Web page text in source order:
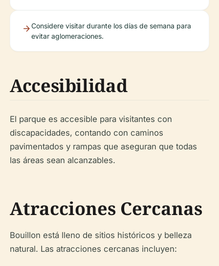
Considere visitar durante los días de semana para
evitar aglomeraciones.
Accesibilidad
El parque es accesible para visitantes con
discapacidades, contando con caminos
pavimentados y rampas que aseguran que todas
las áreas sean alcanzables.
Atracciones Cercanas
Bouillon está lleno de sitios históricos y belleza
natural. Las atracciones cercanas incluyen: